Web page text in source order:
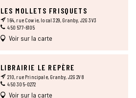
LES MOLLETS FRISQUETS
164, rue Cowie, local 329, Granby, J2G 3V3
450 577-6105
Voir sur la carte
LIBRAIRIE LE REPÈRE
210, rue Principale, Granby, J2G 2V8
450 305-0272
Voir sur la carte